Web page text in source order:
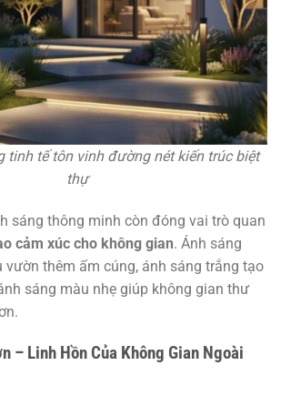
tinh tế tôn vinh đường nét kiến trúc biệt
thự
sáng thông minh còn đóng vai trò quan
cảm xúc cho không gian. Ánh sáng
vườn thêm ấm cúng, ánh sáng trắng tạo
sáng màu nhẹ giúp không gian thư
– Linh Hồn Của Không Gian Ngoài